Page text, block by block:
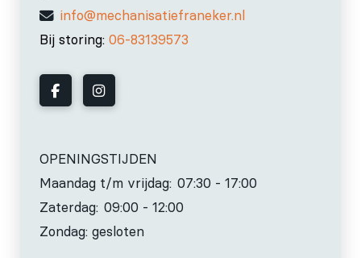
info@mechanisatiefraneker.nl
Bij storing: 06-83139573
OPENINGSTIJDEN
Maandag t/m vrijdag: 07:30 - 17:00
Zaterdag: 09:00 - 12:00
Zondag: gesloten